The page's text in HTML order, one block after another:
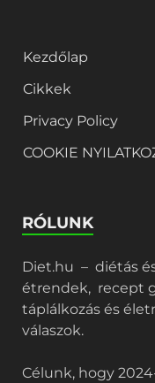
Kezdőlap
Cikkek
Privacy Policy
COOKIE
RÓLUNK
Diet.hu – diétás
étrendek, recept
táplálkozás és
válaszok.
Célunk, hogy